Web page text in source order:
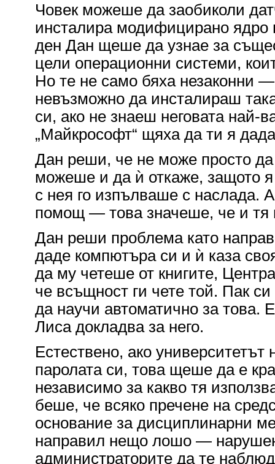
Човек можеше да заобиколи
инсталира модифицирано ядро
ден Дан щеше да узнае за
цели операционни системи,
Но те не само бяха незаконни
невъзможно да инсталираш
си, ако не знаеш неговата най-
„Майкрософт“ щяха да ти я
Дан реши, че не може просто
можеше и да ѝ откаже, защото
с нея го изпълваше с наслада.
помощ — това значеше, че и тя
Дан реши проблема като
даде компютъра си и ѝ каза
да му четеше от книгите,
че всъщност ги чете той. Пак
да научи автоматично за това.
Лиса докладва за него.
Естествено, ако
паролата си, това щеше да е
независимо за какво тя
беше, че всяко пречене на
основание за дисциплинарни
направил нещо лошо —
администраторите да те